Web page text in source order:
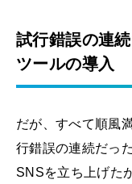
試行錯誤の連
ツールの導入
だが、すべて順風
行錯誤の連続だっ
SNSを立ち上げた